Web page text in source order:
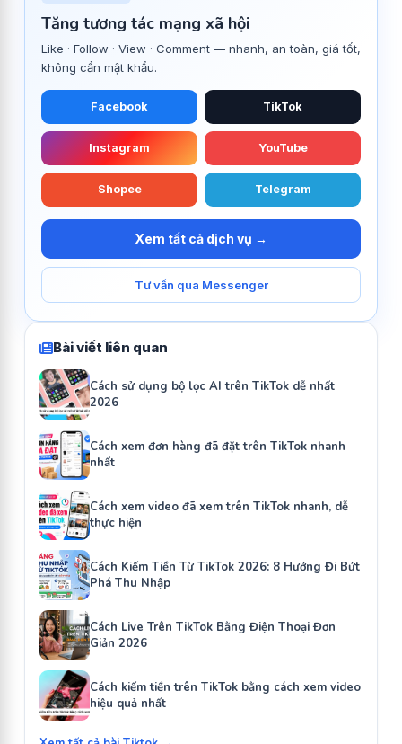
Tăng tương tác mạng xã hội
Like · Follow · View · Comment — nhanh, an toàn, giá tốt,
không cần mật khẩu.
Facebook TikTok
Instagram YouTube
Shopee Telegram
Xem tất cả dịch vụ →
Tư vấn qua Messenger
Bài viết liên quan
Cách sử dụng bộ lọc AI trên TikTok dễ nhất
2026
Cách xem đơn hàng đã đặt trên TikTok nhanh
nhất
Cách xem video đã xem trên TikTok nhanh, dễ
thực hiện
Cách Kiếm Tiền Từ TikTok 2026: 8 Hướng Đi Bứt
Phá Thu Nhập
Cách Live Trên TikTok Bằng Điện Thoại Đơn
Giản 2026
Cách kiếm tiền trên TikTok bằng cách xem video
hiệu quả nhất